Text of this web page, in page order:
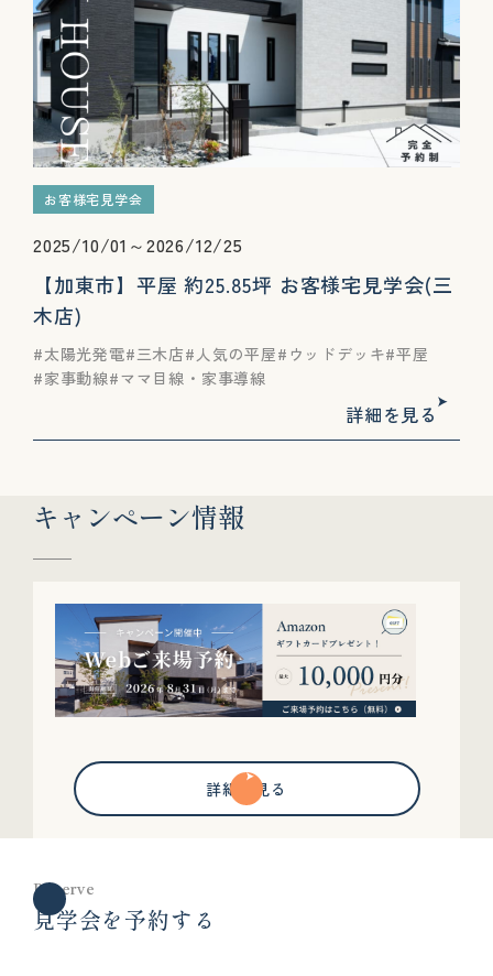
お客様宅見学会
2025/10/01～2026/12/25
【加東市】平屋 約25.85坪 お客様宅見学会(三
木店)
太陽光発電 三木店 人気の平屋 ウッドデッキ 平屋
家事動線 ママ目線・家事導線
詳細を見る
キャンペーン情報
詳細を見る
Reserve
見学会を予約する